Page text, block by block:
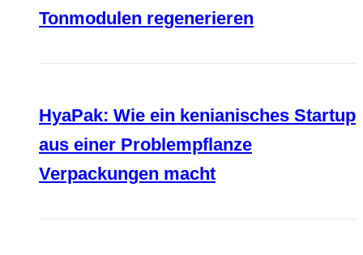
Tonmodulen regenerieren
HyaPak: Wie ein kenianisches Startup
aus einer Problempflanze
Verpackungen macht